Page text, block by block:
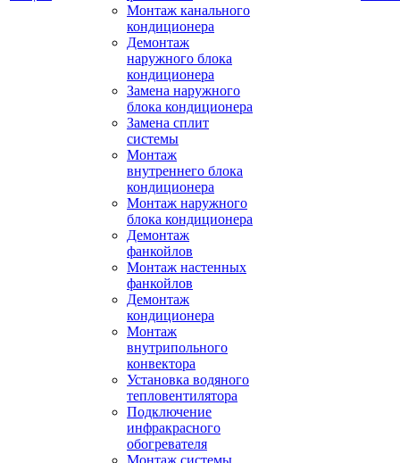
Монтаж канального
кондиционера
Демонтаж
наружного блока
кондиционера
Замена наружного
блока кондиционера
Замена сплит
системы
Монтаж
внутреннего блока
кондиционера
Монтаж наружного
блока кондиционера
Демонтаж
фанкойлов
Монтаж настенных
фанкойлов
Демонтаж
кондиционера
Монтаж
внутрипольного
конвектора
Установка водяного
тепловентилятора
Подключение
инфракрасного
обогревателя
Монтаж системы